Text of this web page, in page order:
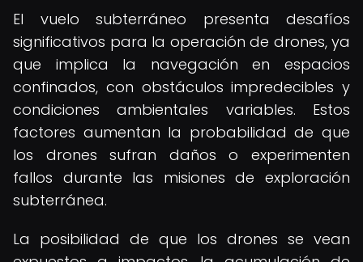
El vuelo subterráneo presenta desafíos
significativos para la operación de drones, ya
que implica la navegación en espacios
confinados, con obstáculos impredecibles y
condiciones ambientales variables. Estos
factores aumentan la probabilidad de que
los drones sufran daños o experimenten
fallos durante las misiones de exploración
subterránea.
La posibilidad de que los drones se vean